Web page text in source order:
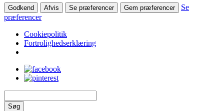
Godkend Afvis Se præferencer Gem præferencer
Se
præferencer
Cookiepolitik
Fortrolighedserklæring
Søg